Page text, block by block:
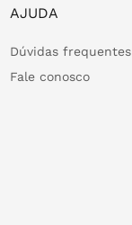
AJUDA
Dúvidas frequentes
Fale conosco